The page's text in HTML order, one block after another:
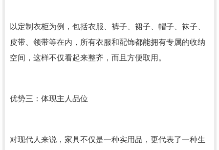
以定制衣柜为例，包括衣服、裤子、裙子、帽子、袜子、
皮带、领带等在内，所有衣服和配饰都能拥有专属的收纳
空间，这样不仅看起来整齐，而且方便取用。
优势三：体现主人品位
对现代人来说，家具不仅是一种实用品，更代表了一种生